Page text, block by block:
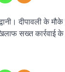
दीपावली के
सख्त कार्रवाई के